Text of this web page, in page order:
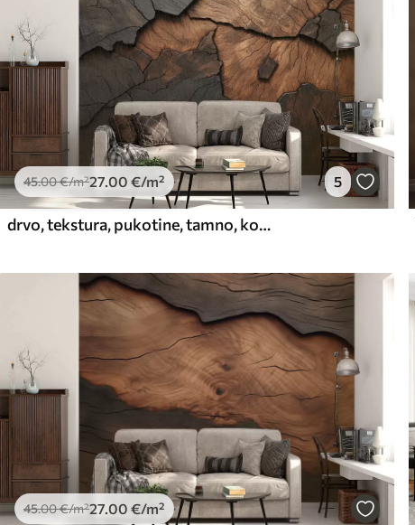
45.00€/m²27 .00 €/m² 5
drvo, tekstura, pukotine, tamno, kora, površina
45.00€/m²27.00 €/m²